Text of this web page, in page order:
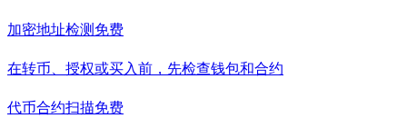
加密地址检测 免费
在转币、授权或买入前，先检查钱包和合约
代币合约扫描免费